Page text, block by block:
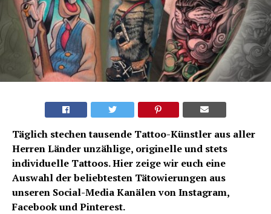
Täglich stechen tausende Tattoo-Künstler aus aller
Herren Länder unzählige, originelle und stets
individuelle Tattoos. Hier zeige wir euch eine
Auswahl der beliebtesten Tätowierungen aus
unseren Social-Media Kanälen von Instagram,
Facebook und Pinterest.